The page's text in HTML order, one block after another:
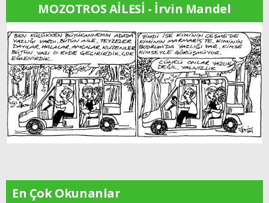
MOZOTROS AİLESİ - İrvin Mandel
En Çok Okunanlar